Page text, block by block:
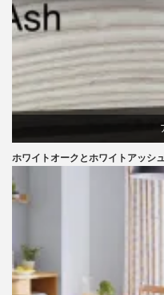
ホワイトオークとホワイトアッシ